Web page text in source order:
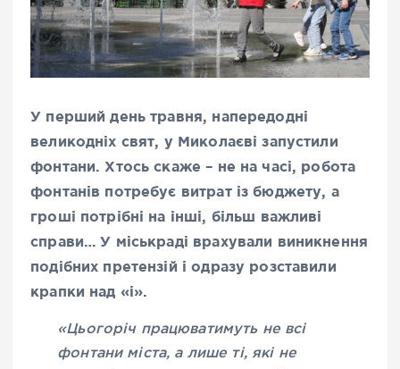
У перший день травня, напередодні
великодніх свят, у Миколаєві запустили
фонтани. Хтось скаже – не на часі, робота
фонтанів потребує витрат із бюджету, а
гроші потрібні на інші, більш важливі
справи… У міськраді врахували виникнення
подібних претензій і одразу розставили
крапки над «і».
«Цьогоріч працюватимуть не всі
фонтани міста, а лише ті, які не